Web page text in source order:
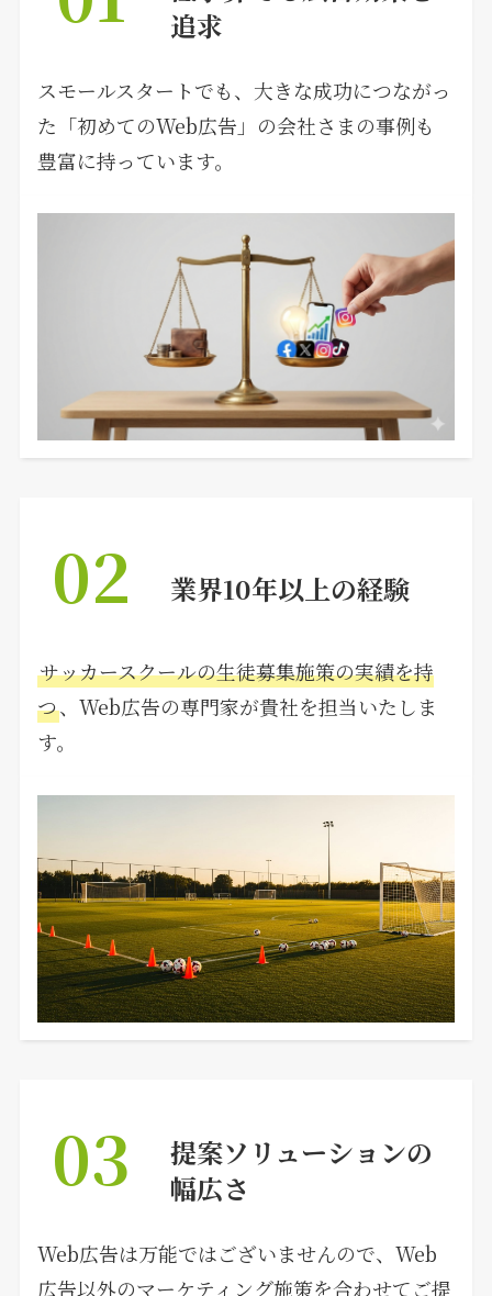
追求
スモールスタートでも、大きな成功につながっ
た「初めてのWeb広告」の会社さまの事例も
豊富に持っています。
02 業界10年以上の経験
サッカースクールの生徒募集施策の実績を持
つ、Web広告の専門家が貴社を担当いたしま
す。
03
提案ソリューションの
幅広さ
Web広告は万能ではございませんので、Web
広告以外のマーケティング施策を合わせてご提